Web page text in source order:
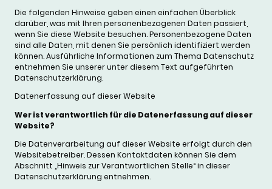
Die folgenden Hinweise geben einen einfachen Überblick
darüber, was mit Ihren personenbezogenen Daten passiert,
wenn Sie diese Website besuchen. Personenbezogene Daten
sind alle Daten, mit denen Sie persönlich identifiziert werden
können. Ausführliche Informationen zum Thema Datenschutz
entnehmen Sie unserer unter diesem Text aufgeführten
Datenschutzerklärung.
Datenerfassung auf dieser Website
Wer ist verantwortlich für die Datenerfassung auf dieser
Website?
Die Datenverarbeitung auf dieser Website erfolgt durch den
Websitebetreiber. Dessen Kontaktdaten können Sie dem
Abschnitt „Hinweis zur Verantwortlichen Stelle“ in dieser
Datenschutzerklärung entnehmen.